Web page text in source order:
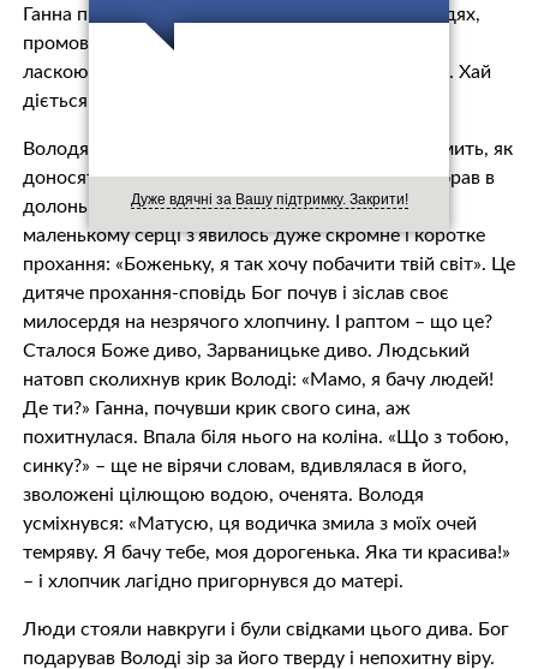
Дуже вдячні за Вашу підтримку. Закрити!
Ганна підійшла до каплички, склала руки на грyдях,
промовляючи: «Діво Маріє, поможи мені своєю
ласкою. До тебе звертаюсь з останньою надією. Хай
діється все під твоїм святим омoфором».
Володя стояв біля джерела, слухав, як воно шумить, як
доносяться людські голоси, шум і гамір. Він набрав в
долоньки цілющої водиці, обмив своє личко. У
маленькому серці з’явилось дуже скромне і коротке
прохання: «Боженьку, я так хочу побачити твій світ». Це
дитяче прохання-сповідь Бог почув і зіслав своє
милосердя на незрячoго хлопчину. І раптом – що це?
Сталося Боже диво, Зарваницьке диво. Людський
натовп сколихнув крик Володі: «Мамо, я бачу людей!
Де ти?» Ганна, почувши крик свого сина, аж
похитнулася. Впала біля нього на коліна. «Що з тобою,
синку?» – ще не вірячи словам, вдивлялася в його,
зволожені цілющою водою, оченята. Володя
усміхнувся: «Матусю, ця водичка змила з моїх очей
темряву. Я бачу тебе, моя дорогенька. Яка ти красива!»
– і хлопчик лагідно пригорнувся до матері.
Люди стояли навкруги і були свідками цього дива. Бог
подарував Володі зір за його тверду і непохитну віру.